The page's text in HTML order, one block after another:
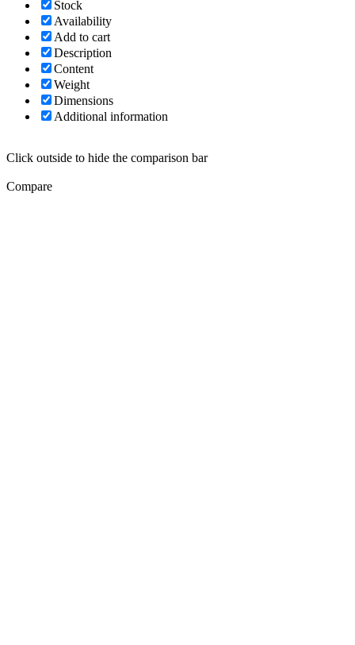
Stock
Availability
Add to cart
Description
Content
Weight
Dimensions
Additional information
Click outside to hide the comparison bar
Compare